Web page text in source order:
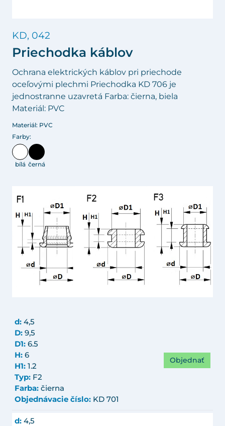
KD, 042
Priechodka káblov
Ochrana elektrických káblov pri priechode
oceľovými plechmi Priechodka KD 706 je
jednostranne uzavretá Farba: čierna, biela
Materiál: PVC
Materiál: PVC
Farby:
bílá černá
d: 4,5
D: 9,5
D1: 6.5
H: 6
H1: 1.2
Typ: F2
Farba: čierna
Objednávacie číslo: KD 701
Objednať
d: 4,5